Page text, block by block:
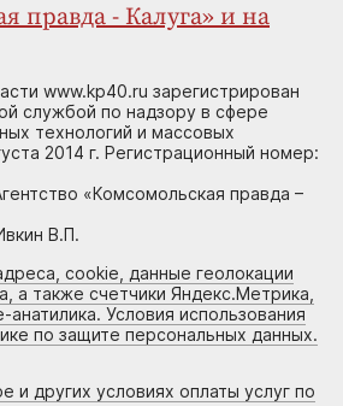
правда - Калуга» и на
www.kp40.ru зарегистрирован
службой по надзору в сфере
технологий и массовых
2014 г. Регистрационный номер:
«Комсомольская правда –
В.П.
cookie, данные геолокации
а также счетчики Яндекс.Метрика,
Условия использования
по защите персональных данных.
и других условиях оплаты услуг по